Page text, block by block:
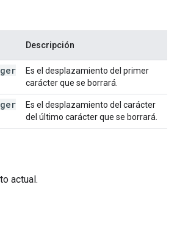
Descripción
Es el desplazamiento del primer
carácter que se borrará.
Es el desplazamiento del carácter
del último carácter que se borrará.
actual.